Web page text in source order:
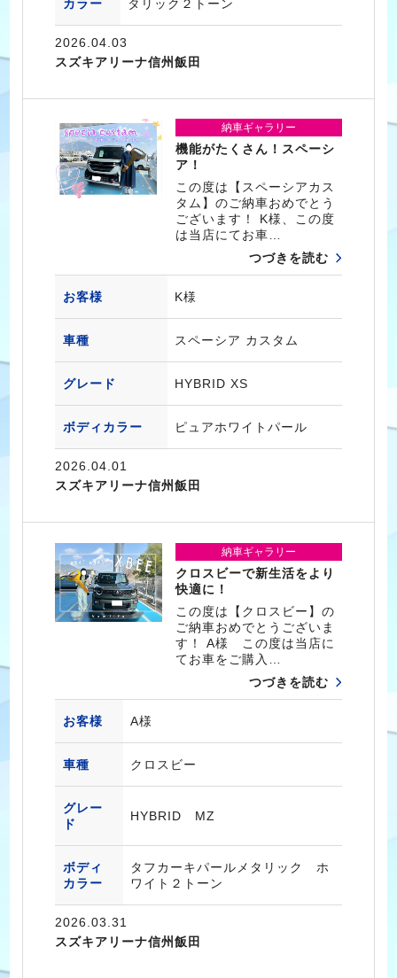
カラー タリック２トーン
2026.04.03
スズキアリーナ信州飯田
納車ギャラリー
機能がたくさん！スペーシ
ア！
この度は【スペーシアカス
タム】のご納車おめでとう
ございます！ K様、この度
は当店にてお車…
つづきを読む
お客様 K様
車種 スペーシア カスタム
グレード HYBRID XS
ボディカラー ピュアホワイトパール
2026.04.01
スズキアリーナ信州飯田
納車ギャラリー
クロスビーで新生活をより
快適に！
この度は【クロスビー】の
ご納車おめでとうございま
す！ A様 この度は当店に
てお車をご購入…
つづきを読む
お客様 A様
車種 クロスビー
グレー
ド
HYBRID MZ
ボディ
カラー
タフカーキパールメタリック ホ
ワイト２トーン
2026.03.31
スズキアリーナ信州飯田